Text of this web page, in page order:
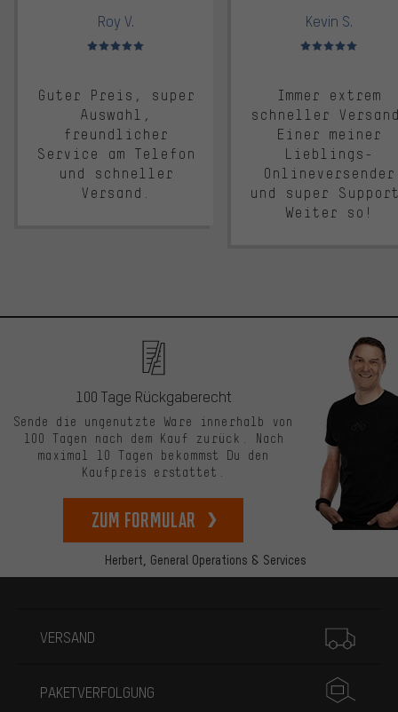
Roy V.
Bewertungen: 5 von 5
Guter Preis, super
Auswahl,
freundlicher
Service am Telefon
und schneller
Versand.
Kevin S.
Bewertungen: 5 von 5
Immer extrem
schneller
Einer meiner
Lieblings-
Onlineversender
und super
Weiter so!
Herbert, General Operations & Services
100 Tage Rückgaberecht
Sende die ungenutzte Ware innerhalb von
100 Tagen nach dem Kauf zurück. Nach
maximal 10 Tagen bekommst Du den
Kaufpreis erstattet.
zum Formular
VERSAND
PAKETVERFOLGUNG